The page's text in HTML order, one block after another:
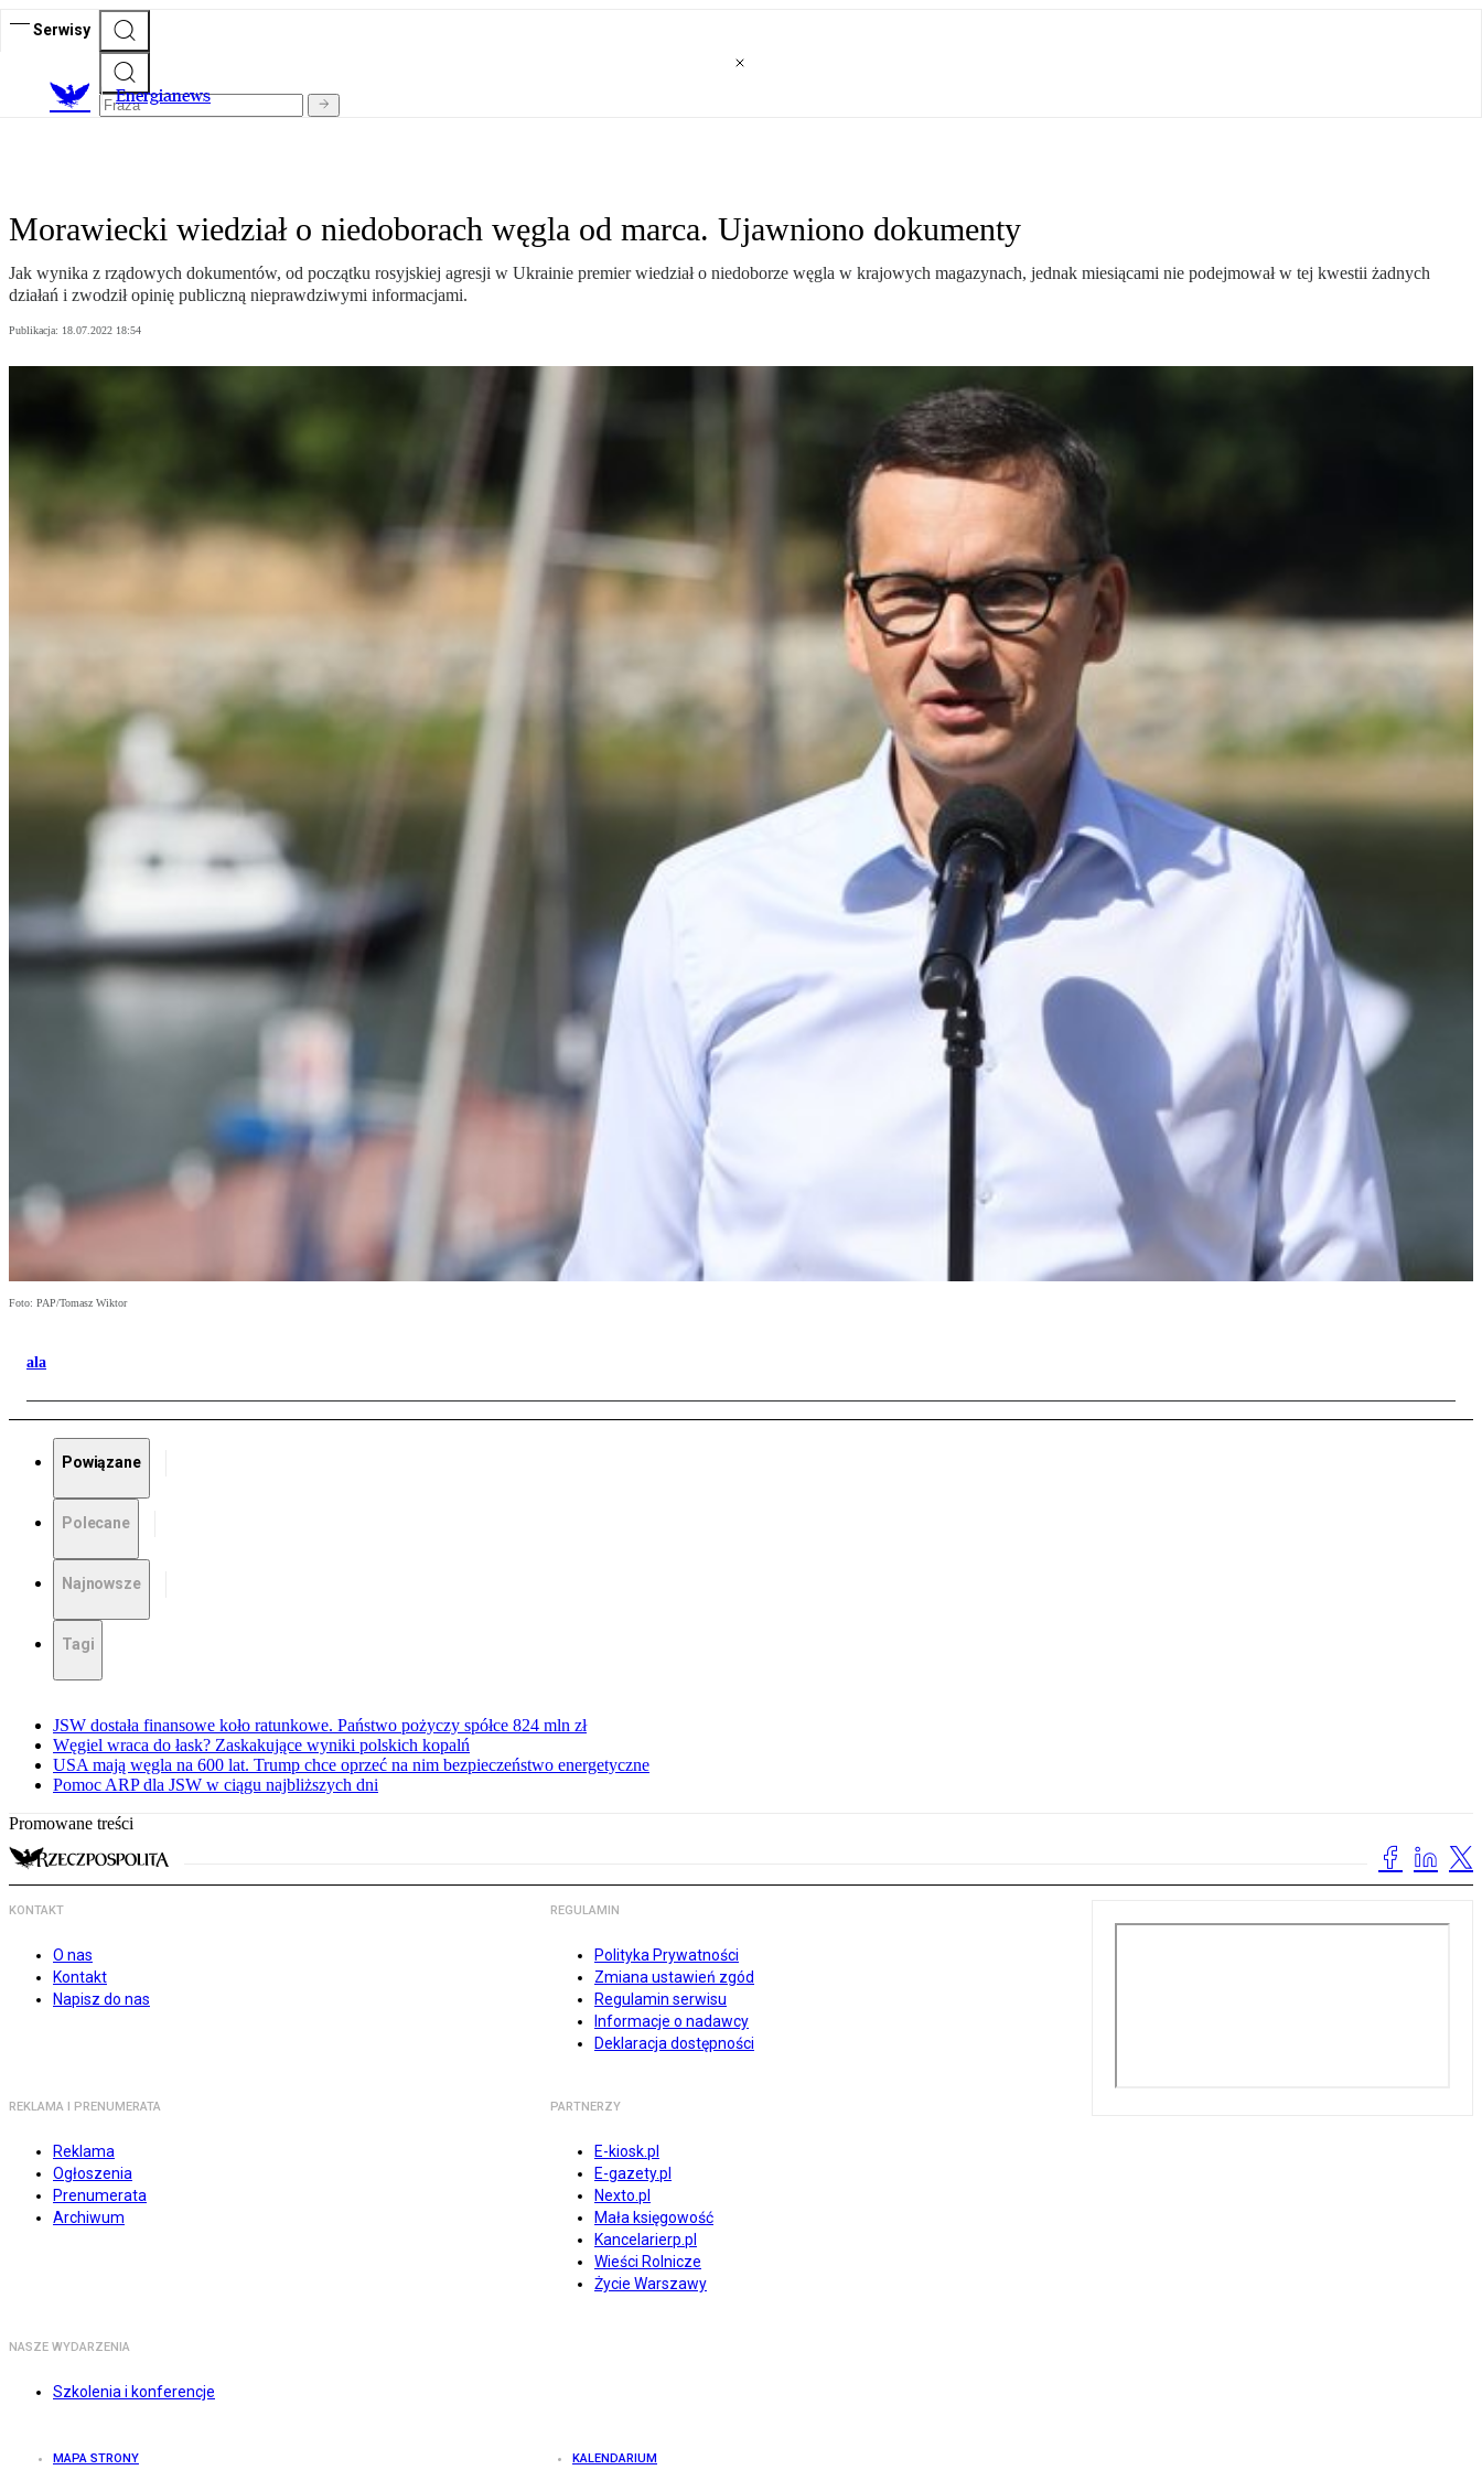
Serwisy
Energianews
Morawiecki wiedział o niedoborach węgla od marca. Ujawniono dokumenty
Jak wynika z rządowych dokumentów, od początku rosyjskiej agresji w Ukrainie premier wiedział o niedoborze węgla w krajowych magazynach, jednak miesiącami nie podejmował w tej kwestii żadnych
działań i zwodził opinię publiczną nieprawdziwymi informacjami.
Publikacja: 18.07.2022 18:54
Foto: PAP/Tomasz Wiktor
ala
Powiązane
Polecane
Najnowsze
Tagi
JSW dostała finansowe koło ratunkowe. Państwo pożyczy spółce 824 mln zł
Węgiel wraca do łask? Zaskakujące wyniki polskich kopalń
USA mają węgla na 600 lat. Trump chce oprzeć na nim bezpieczeństwo energetyczne
Pomoc ARP dla JSW w ciągu najbliższych dni
Promowane treści
KONTAKT
O nas
Kontakt
Napisz do nas
REGULAMIN
Polityka Prywatności
Zmiana ustawień zgód
Regulamin serwisu
Informacje o nadawcy
Deklaracja dostępności
REKLAMA I PRENUMERATA
Reklama
Ogłoszenia
Prenumerata
Archiwum
PARTNERZY
E-kiosk.pl
E-gazety.pl
Nexto.pl
Mała księgowość
Kancelarierp.pl
Wieści Rolnicze
Życie Warszawy
NASZE WYDARZENIA
Szkolenia i konferencje
MAPA STRONY KALENDARIUM